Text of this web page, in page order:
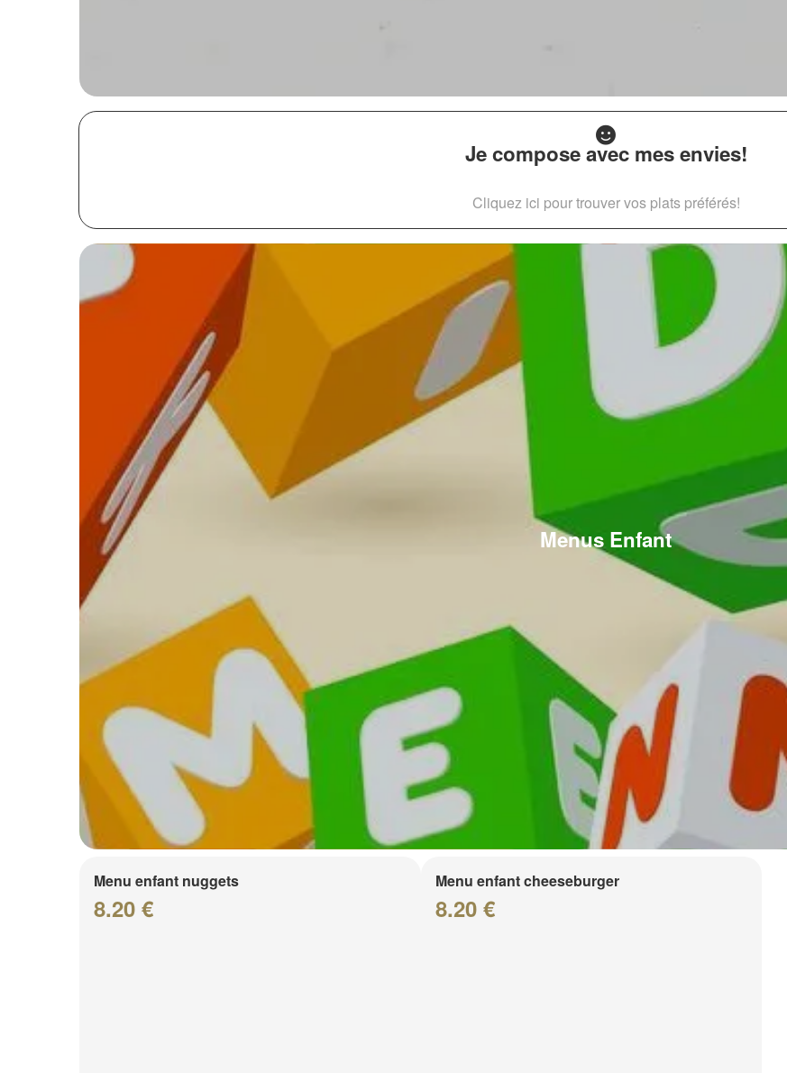
Je compose avec mes envies!
Cliquez ici pour trouver vos plats préférés!
Menus Enfant
Menu enfant nuggets
8.20 €
Menu enfant cheeseburger
8.20 €